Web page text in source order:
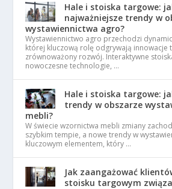
Hale i stoiska targowe:
najważniejsze trendy w
wystawiennictwa agro?
Wystawiennictwo agro przechodzi
której kluczową rolę odgrywają innowacje
zrównoważony rozwój. Interaktywne
nowoczesne technologie, …
Hale i stoiska targowe:
trendy w obszarze
mebli?
W świecie wzornictwa mebli zmiany
szybkim tempie, a nowe trendy w
kluczowym elementem, który …
Jak zaangażować
stoisku targowym